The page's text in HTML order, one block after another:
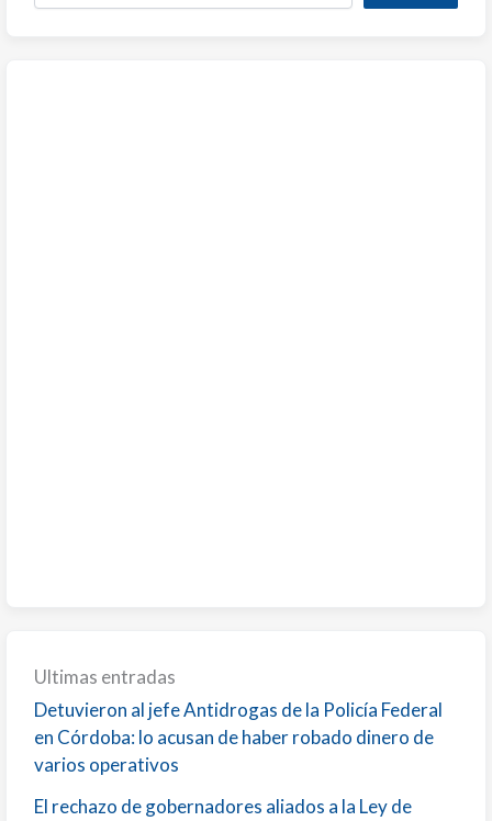
Ultimas entradas
Detuvieron al jefe Antidrogas de la Policía Federal
en Córdoba: lo acusan de haber robado dinero de
varios operativos
El rechazo de gobernadores aliados a la Ley de